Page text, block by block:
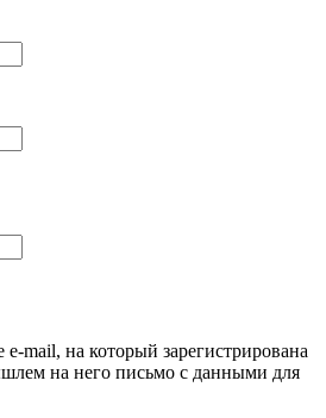
mail, на который зарегистрирована
на него письмо с данными для